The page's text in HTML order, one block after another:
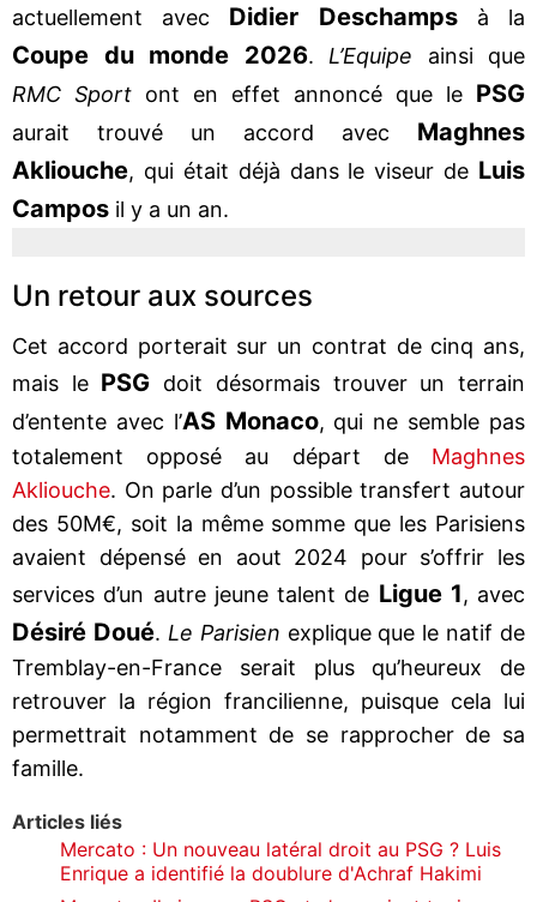
actuellement avec Didier Deschamps à la
Coupe du monde 2026. L’Equipe ainsi que
RMC Sport ont en effet annoncé que le PSG
aurait trouvé un accord avec Maghnes
Akliouche, qui était déjà dans le viseur de Luis
Campos il y a un an.
Un retour aux sources
Cet accord porterait sur un contrat de cinq ans,
mais le PSG doit désormais trouver un terrain
d’entente avec l’AS Monaco, qui ne semble pas
totalement opposé au départ de Maghnes
Akliouche. On parle d’un possible transfert autour
des 50M€, soit la même somme que les Parisiens
avaient dépensé en aout 2024 pour s’offrir les
services d’un autre jeune talent de Ligue 1, avec
Désiré Doué. Le Parisien explique que le natif de
Tremblay-en-France serait plus qu’heureux de
retrouver la région francilienne, puisque cela lui
permettrait notamment de se rapprocher de sa
famille.
Articles liés
Mercato : Un nouveau latéral droit au PSG ? Luis
Enrique a identifié la doublure d'Achraf Hakimi